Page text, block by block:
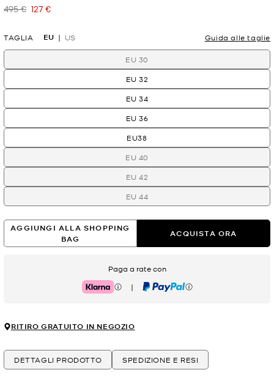
Prezzo iniziale
495 € Prezzo attuale
127 €
TAGLIA EU US Guida alle taglie
EU 30
EU 32
EU 34
EU 36
EU38
EU 40
EU 42
EU 44
AGGIUNGI ALLA SHOPPING
BAG
ACQUISTA ORA
Paga a rate con
Klarna | PayPal
RITIRO GRATUITO IN NEGOZIO
DETTAGLI PRODOTTO SPEDIZIONE E RESI